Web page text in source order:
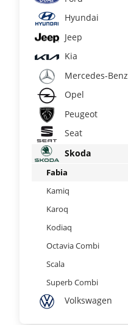
Hyundai
Jeep
Kia
Mercedes-Benz
Opel
Peugeot
Seat
Skoda
Fabia
Kamiq
Karoq
Kodiaq
Octavia Combi
Scala
Superb Combi
Volkswagen